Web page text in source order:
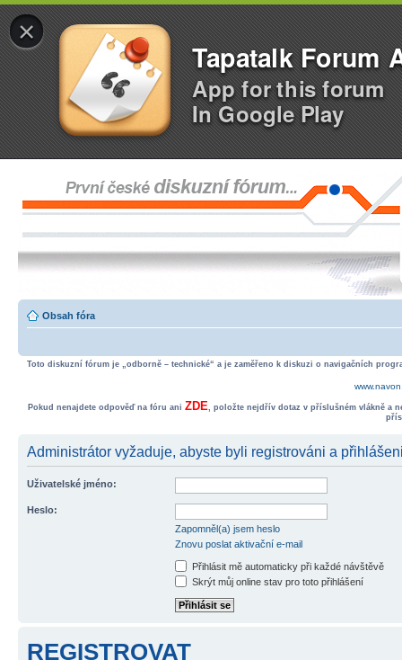
×
Tapatalk Forum
App for this forum
In Google Play
Obsah fóra
Toto diskuzní fórum je „odborně – technické“ a je zaměřeno k diskuzi o navigačních
Pokud nenajdete odpověď na fóru ani ZDE, položte nejdřív dotaz v příslušném vlákně a
Administrátor vyžaduje, abyste byli registrováni a
Uživatelské jméno:
Heslo:
Zapomněl(a) jsem heslo
Znovu poslat aktivační e-mail
Přihlásit mě automaticky při každé návštěvě
Skrýt můj online stav pro toto přihlášení
REGISTROVAT